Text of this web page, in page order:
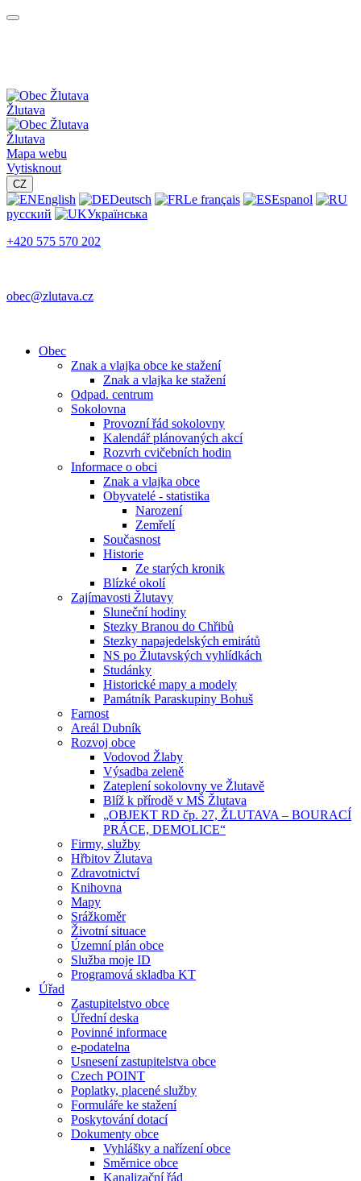
Žlutava
Žlutava
Mapa webu
Vytisknout
CZ
English Deutsch Le français
Espanol
русский
Українська
+420 575 570 202
obec@zlutava.cz
Obec
Znak a vlajka obce ke stažení
Znak a vlajka ke stažení
Odpad. centrum
Sokolovna
Provozní řád sokolovny
Kalendář plánovaných akcí
Rozvrh cvičebních hodin
Informace o obci
Znak a vlajka obce
Obyvatelé - statistika
Narození
Zemřelí
Současnost
Historie
Ze starých kronik
Blízké okolí
Zajímavosti Žlutavy
Sluneční hodiny
Stezky Branou do Chřibů
Stezky napajedelských emirátů
NS po Žlutavských vyhlídkách
Studánky
Historické mapy a modely
Památník Paraskupiny Bohuš
Farnost
Areál Dubník
Rozvoj obce
Vodovod Žlaby
Výsadba zeleně
Zateplení sokolovny ve Žlutavě
Blíž k přírodě v MŠ Žlutava
„OBJEKT RD čp. 27, ŽLUTAVA – BOURACÍ
PRÁCE, DEMOLICE“
Firmy, služby
Hřbitov Žlutava
Zdravotnictví
Knihovna
Mapy
Srážkoměr
Životní situace
Územní plán obce
Služba moje ID
Programová skladba KT
Úřad
Zastupitelstvo obce
Úřední deska
Povinné informace
e-podatelna
Usnesení zastupitelstva obce
Czech POINT
Poplatky, placené služby
Formuláře ke stažení
Poskytování dotací
Dokumenty obce
Vyhlášky a nařízení obce
Směrnice obce
Kanalizační řád